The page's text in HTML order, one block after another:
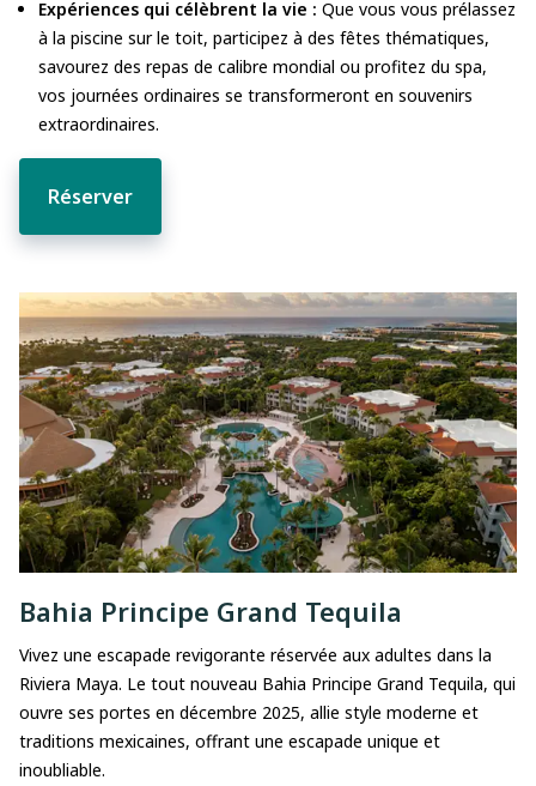
Expériences qui célèbrent la vie : Que vous vous prélassez
à la piscine sur le toit, participez à des fêtes thématiques,
savourez des repas de calibre mondial ou profitez du spa,
vos journées ordinaires se transformeront en souvenirs
extraordinaires.
Réserver
Bahia Principe Grand Tequila
Vivez une escapade revigorante réservée aux adultes dans la
Riviera Maya. Le tout nouveau Bahia Principe Grand Tequila, qui
ouvre ses portes en décembre 2025, allie style moderne et
traditions mexicaines, offrant une escapade unique et
inoubliable.